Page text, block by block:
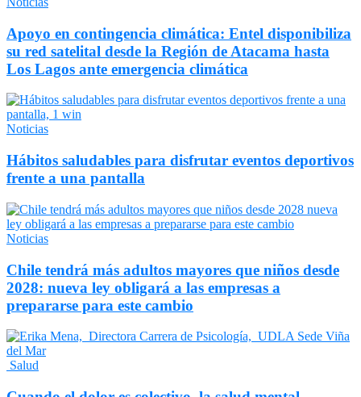
Apoyo en contingencia climática: Entel disponibiliza
su red satelital desde la Región de Atacama hasta
Los Lagos ante emergencia climática
Noticias
Hábitos saludables para disfrutar eventos deportivos
frente a una pantalla
Noticias
Chile tendrá más adultos mayores que niños desde
2028: nueva ley obligará a las empresas a
prepararse para este cambio
Salud